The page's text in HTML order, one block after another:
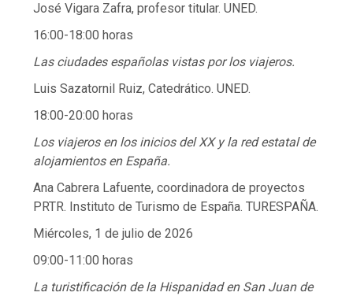
José Vigara Zafra, profesor titular. UNED.
16:00-18:00 horas
Las ciudades españolas vistas por los viajeros.
Luis Sazatornil Ruiz, Catedrático. UNED.
18:00-20:00 horas
Los viajeros en los inicios del XX y la red estatal de
alojamientos en España.
Ana Cabrera Lafuente, coordinadora de proyectos
PRTR. Instituto de Turismo de España. TURESPAÑA.
Miércoles, 1 de julio de 2026
09:00-11:00 horas
La turistificación de la Hispanidad en San Juan de